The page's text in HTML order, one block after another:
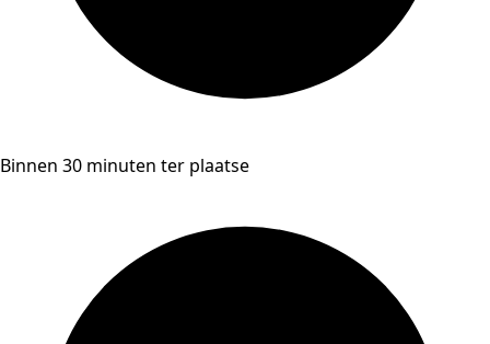
Binnen 30 minuten ter plaatse